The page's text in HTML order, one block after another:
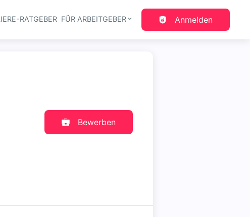
Navigation
RATGEBER FÜR ARBEITGEBER Anmelden
Bewerben